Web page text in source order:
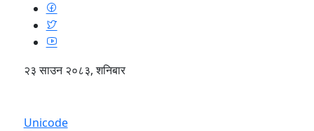
२३ साउन २०८३, शनिबार
Unicode